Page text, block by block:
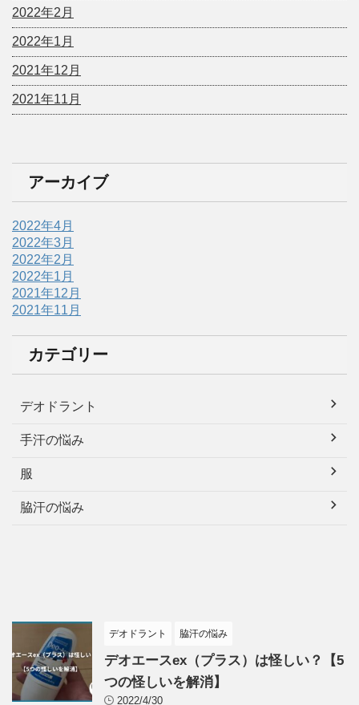
2022年2月
2022年1月
2021年12月
2021年11月
アーカイブ
2022年4月
2022年3月
2022年2月
2022年1月
2021年12月
2021年11月
カテゴリー
デオドラント
手汗の悩み
服
脇汗の悩み
デオドラント 脇汗の悩み
デオエースex（プラス）は怪しい？【5
つの怪しいを解消】
2022/4/30